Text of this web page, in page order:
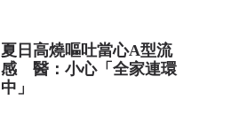
夏日高燒嘔吐當心A型流
感 醫：小心「全家連環
中」